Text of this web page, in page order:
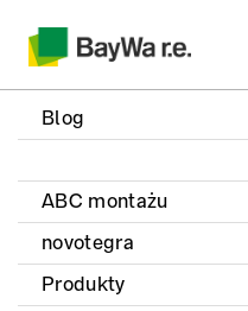
Blog
ABC montażu
novotegra
Produkty